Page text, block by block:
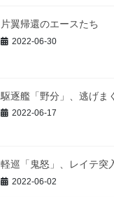
片翼帰還のエースたち
2022-06-30
駆逐艦「野分」、逃げま
2022-06-17
軽巡「鬼怒」、レイテ突
2022-06-02